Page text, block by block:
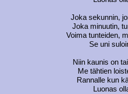
Joka sekunnin,
Joka minuutin,
Voima tunteiden,
Se uni
Niin kaunis on
Me tähtien
Rannalle kun
Luonas